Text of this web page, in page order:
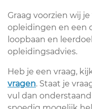
Graag voorzien wij
opleidingen en een
loopbaan en
opleidingsadvies.
Heb je een vraag,
vragen. Staat je
vul dan